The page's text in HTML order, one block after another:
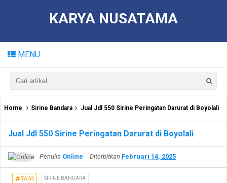
KARYA NUSATAMA
MENU
Home Sirine Bandara Jual Jdl 550 Sirine Peringatan Darurat di Boyolali
Jual Jdl 550 Sirine Peringatan Darurat di Boyolali
Penulis Online Diterbitkan Februari 14, 2025
TAGS SIRINE BANDARA